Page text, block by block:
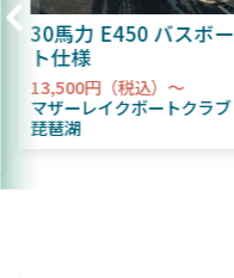
30馬力 E450 バスボー
ト仕様
13,500円（税込）～
マザーレイクボートクラブ
琵琶湖